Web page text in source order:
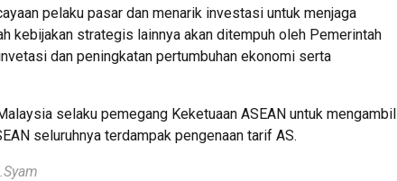
pelaku pasar dan menarik investasi untuk menjaga
kebijakan strategis lainnya akan ditempuh oleh Pemerintah
dan peningkatan pertumbuhan ekonomi serta
selaku pemegang Keketuaan ASEAN untuk mengambil
seluruhnya terdampak pengenaan tarif AS.